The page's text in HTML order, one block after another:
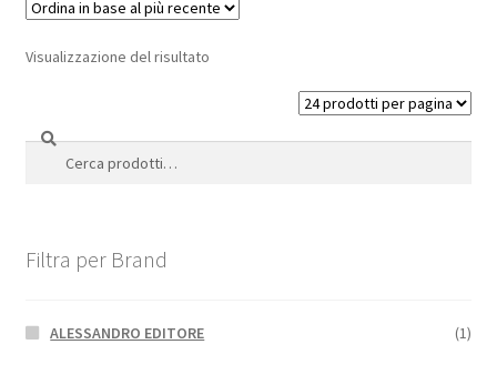
Visualizzazione del risultato
Cerca:
Cerca
Filtra per Brand
ALESSANDRO EDITORE (1)